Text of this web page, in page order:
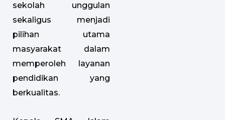
sekolah unggulan
sekaligus menjadi
pilihan utama
masyarakat dalam
memperoleh layanan
pendidikan yang
berkualitas.